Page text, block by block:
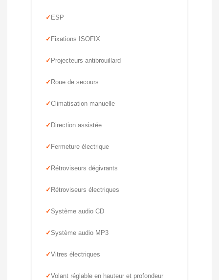
ESP
Fixations ISOFIX
Projecteurs antibrouillard
Roue de secours
Climatisation manuelle
Direction assistée
Fermeture électrique
Rétroviseurs dégivrants
Rétroviseurs électriques
Système audio CD
Système audio MP3
Vitres électriques
Volant réglable en hauteur et profondeur